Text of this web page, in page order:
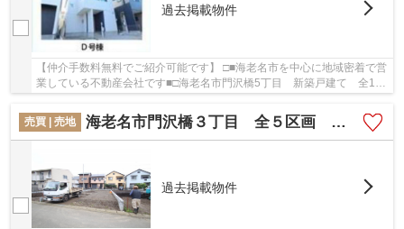
過去掲載物件
【仲介手数料無料でご紹介可能です】 □■海老名市を中心に地域密着で営
業している不動産会社です■□海老名市門沢橋5丁目 新築戸建て 全1
売買 | 売地
海老名市門沢橋３丁目 全５区画 【仲介手数料無料】
過去掲載物件